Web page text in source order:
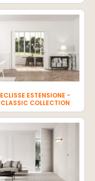
ECLISSE ESTENSIONE -
CLASSIC COLLECTION